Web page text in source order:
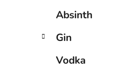
Absinth
Gin
Vodka